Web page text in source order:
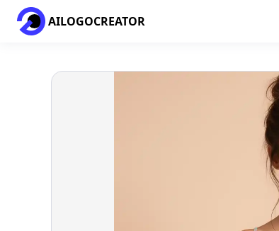
AILOGOCREATOR